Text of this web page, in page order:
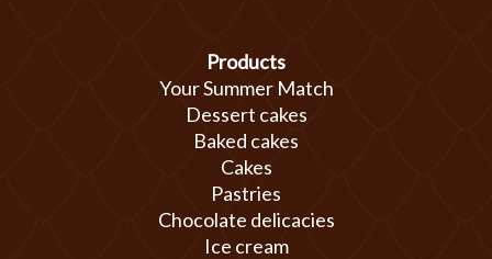
Products
Your Summer Match
Dessert cakes
Baked cakes
Cakes
Pastries
Chocolate delicacies
Ice cream